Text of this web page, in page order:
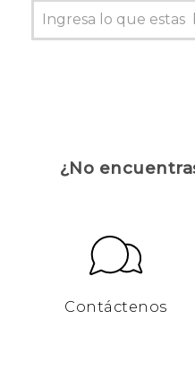
¿No
Contáctenos